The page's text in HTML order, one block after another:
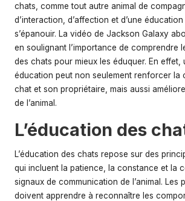
chats, comme tout autre animal de
d’interaction, d’affection et d’une
s’épanouir. La vidéo de Jackson Galaxy
en soulignant l’importance de comprendre
des chats pour mieux les éduquer. En effet,
éducation peut non seulement renforcer la
chat et son propriétaire, mais aussi
de l’animal.
L’éducation des
L’éducation des chats repose sur des
qui incluent la patience, la constance et la
signaux de communication de l’animal. Les
doivent apprendre à reconnaître les